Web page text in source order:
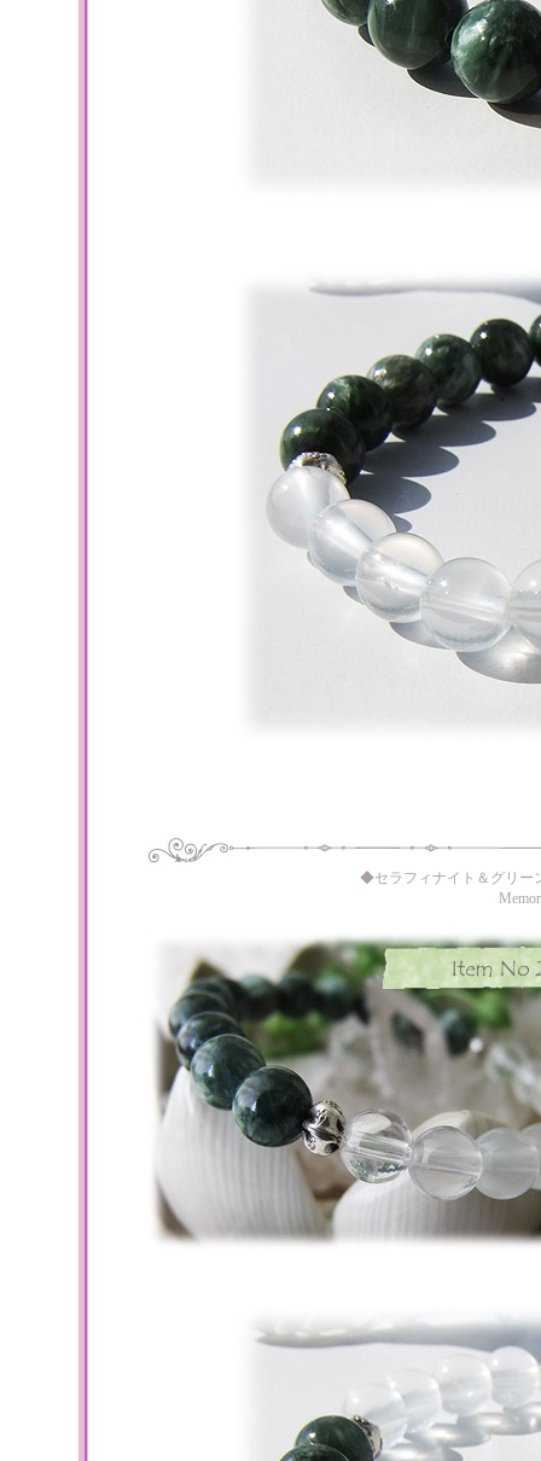
◆セラフィナイト＆グリー